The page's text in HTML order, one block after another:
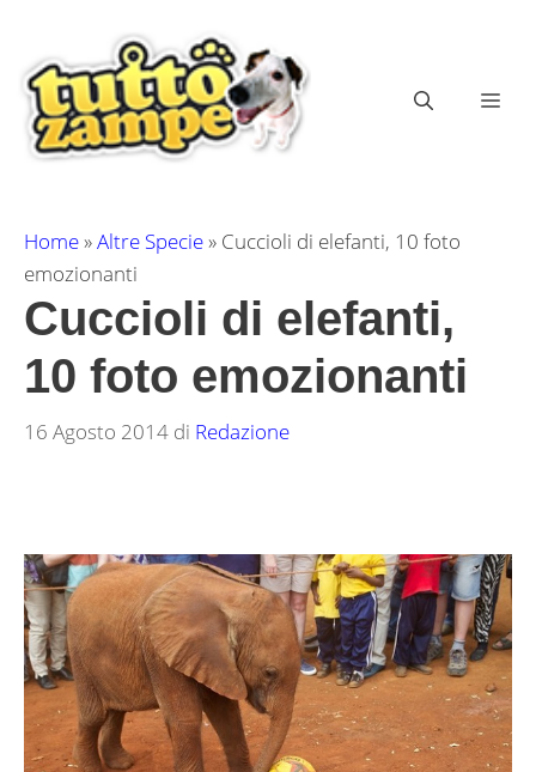
contenuto
Home»Altre Specie» Cuccioli di elefanti, 10 foto
emozionanti
Cuccioli di elefanti,
10 foto emozionanti
16 Agosto 2014 di Redazione